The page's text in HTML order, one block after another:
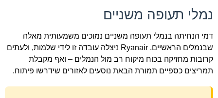
נמלי תעופה משניים
דמי הנחיתה בנמלי תעופה משניים נמוכים משמעותית מאלה
שבנמלים הראשיים. Ryanair ניצלה עובדה זו לידי שלמות, ולעתים
קרובות מחזיקה בכוח מיקוח רב מול הנמלים – ואף מקבלת
תמריצים כספיים תמורת הבאת נוסעים לאזורים שידרשו פיתוח.